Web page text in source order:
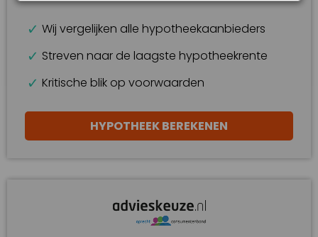
Wij vergelijken alle hypotheekaanbieders
Streven naar de laagste hypotheekrente
Kritische blik op voorwaarden
HYPOTHEEK BEREKENEN